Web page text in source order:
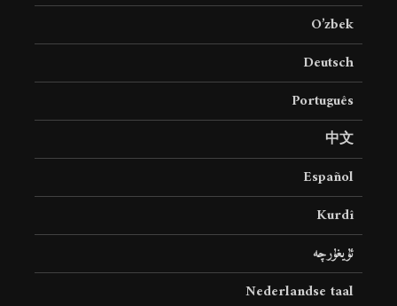
O’zbek
Deutsch
Português
中文
Español
Kurdî
ئۇيغۇرچە
Nederlandse taal